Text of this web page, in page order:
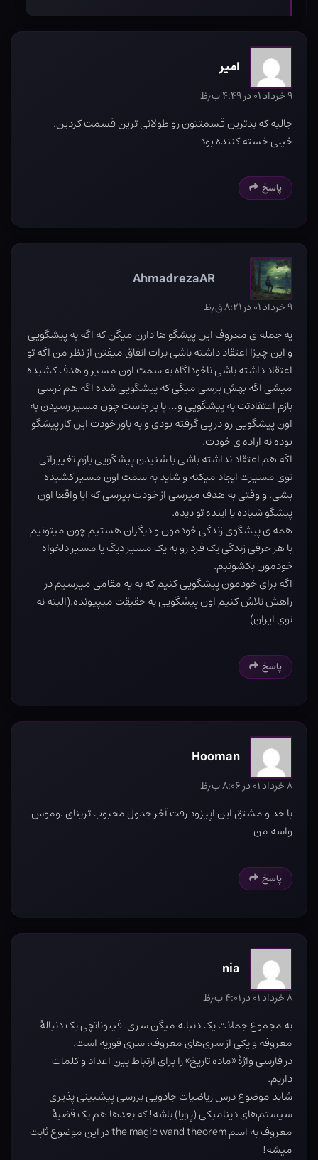
امیر
۹ خرداد ۰۱ در ۴:۴۹ ب٫ظ
جالبه که بدترین قسمتتون رو طولانی ترین قسمت کردین.
خیلی خسته کننده بود
پاسخ
AhmadrezaAR
۹ خرداد ۰۱ در ۸:۲۱ ق٫ظ
یه جمله ی معروف این پیشگو ها دارن میگن که اگه به پیشگویی
و این چیزا اعتقاد داشته باشی برات اتفاق میفتن از نظر من اگه تو
اعتقاد داشته باشی ناخوداگاه به سمت اون مسیر و هدف کشیده
میشی اگه بهش برسی میگی که پیشگویی شده اگه هم نرسی
بازم اعتقادتت به پیشگویی و… پا بر جاست چون مسیر رسیدن به
اون پیشگویی رو در پی گرفته بودی و به باور خودت این کار پیشگو
بوده نه اراده ی خودت.
اگه هم اعتقاد نداشته باشی با شنیدن پیشگویی بازم تغییراتی
توی مسیرت ایجاد میکنه و شاید به سمت اون مسیر کشیده
بشی. و وقتی به هدف میرسی از خودت بپرسی که ایا واقعا اون
پیشگو شیاده یا اینده تو دیده.
همه ی پیشگوی زندگی خودمون و دیگران هستیم چون میتونیم
با هر حرفی زندگی یک فرد رو به یک مسیر دیگ یا مسیر دلخواه
خودمون بکشونیم.
اگه برای خودمون پیشگویی کنیم که به یه مقامی میرسیم در
راهش تلاش کنیم اون پیشگویی به حقیقت میپیونده.(البته نه
توی ایران)
پاسخ
Hooman
۸ خرداد ۰۱ در ۸:۰۶ ب٫ظ
با حد و مشتق این اپیزود رفت آخر جدول محبوب ترینای لوموس
واسه من
پاسخ
nia
۸ خرداد ۰۱ در ۴:۰۱ ب٫ظ
به مجموع جملات یک دنباله میگن سری. فیبوناتچی یک دنبالهٔ
معروفه و یکی از سری‌های معروف، سری فوریه است.
در فارسی واژهٔ «ماده تاریخ» را برای ارتباط بین اعداد و کلمات
داریم.
شاید موضوع درس ریاضیات جادویی بررسی پیشبینی پذیری
سیستم‌های دینامیکی (پویا) باشه! که بعدها هم یک قضیهٔ
معروف به اسم the magic wand theorem در این موضوع ثابت
میشه!